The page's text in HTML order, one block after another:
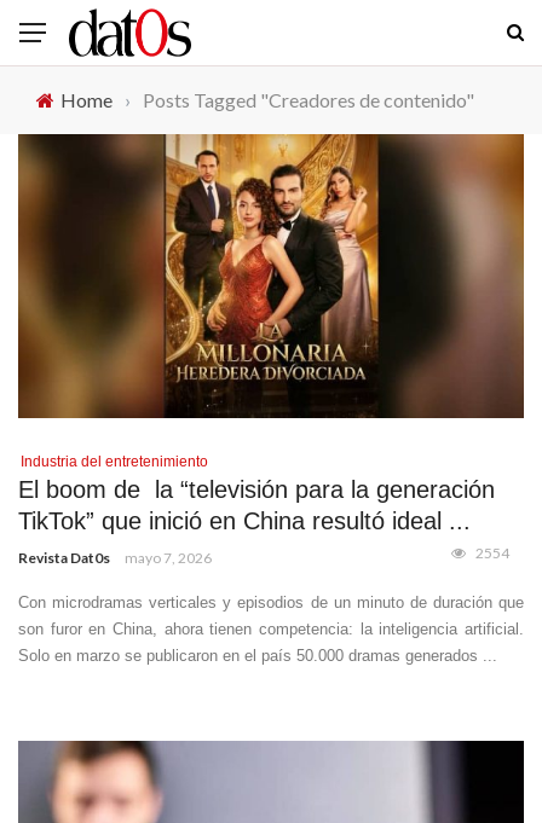
Home › Posts Tagged "Creadores de contenido"
Industria del entretenimiento
El boom de la “televisión para la generación
TikTok” que inició en China resultó ideal ...
Revista Dat0s mayo 7, 2026 2554
Con microdramas verticales y episodios de un minuto de duración que
son furor en China, ahora tienen competencia: la inteligencia artificial.
Solo en marzo se publicaron en el país 50.000 dramas generados ...